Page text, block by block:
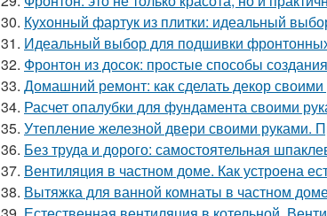
30. Кухонный фартук из плитки: идеальный
31. Идеальный выбор для подшивки
32. Фронтон из досок: простые способы
33. Домашний ремонт: как сделать декор своими
34. Расчет опалубки для фундамента своими
35. Утепление железной двери своими руками.
36. Без труда и дорого: самостоятельная
37. Вентиляция в частном доме. Как устроена
38. Вытяжка для ванной комнаты в частном